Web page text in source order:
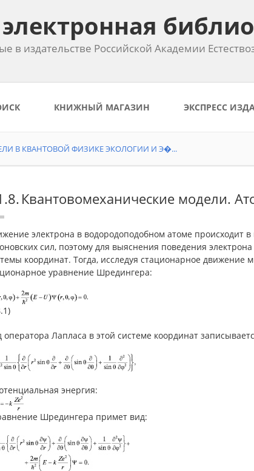
в издательстве Российской Академии
КНИЖНЫЙ МАГАЗИН ЭКСПРЕСС
В КВАНТОВОЙ ФИЗИКЕ ЭКОЛОГИИ И Э�...
Квантовомеханические модели.
электрона в водородоподобном атоме происходит
сил, поэтому для выяснения поведения
координат. Тогда, исследуя стационарное движение
уравнение Шредингера:
оператора Лапласа в этой системе координат
энергия:
Шредингера примет вид: